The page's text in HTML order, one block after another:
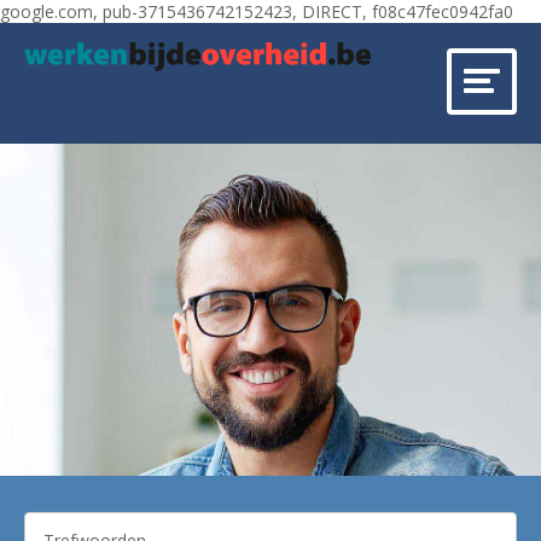
google.com, pub-3715436742152423, DIRECT, f08c47fec0942fa0